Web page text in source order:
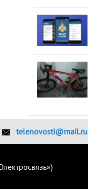
telenovosti@mail.ru